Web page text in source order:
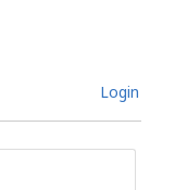
Login